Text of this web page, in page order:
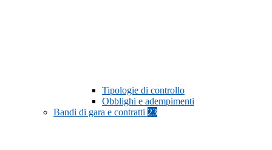
Tipologie di controllo
Obblighi e adempimenti
Bandi di gara e contratti 23